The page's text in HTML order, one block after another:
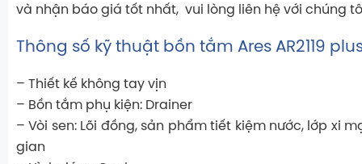
và nhận báo giá tốt nhất, vui lòng liên hệ với chúng
Thông số kỹ thuật bồn tắm Ares AR2119
– Thiết kế không tay vịn
– Bồn tắm phụ kiện: Drainer
– Vòi sen: Lõi đồng, sản phẩm tiết kiệm nước, lớp xi
gian